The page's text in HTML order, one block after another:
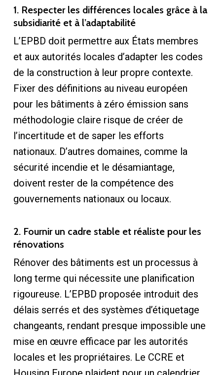
1. Respecter les différences locales grâce à la
subsidiarité et à l’adaptabilité
L’EPBD doit permettre aux États membres
et aux autorités locales d’adapter les codes
de la construction à leur propre contexte.
Fixer des définitions au niveau européen
pour les bâtiments à zéro émission sans
méthodologie claire risque de créer de
l’incertitude et de saper les efforts
nationaux. D’autres domaines, comme la
sécurité incendie et le désamiantage,
doivent rester de la compétence des
gouvernements nationaux ou locaux.
2. Fournir un cadre stable et réaliste pour les
rénovations
Rénover des bâtiments est un processus à
long terme qui nécessite une planification
rigoureuse. L’EPBD proposée introduit des
délais serrés et des systèmes d’étiquetage
changeants, rendant presque impossible une
mise en œuvre efficace par les autorités
locales et les propriétaires. Le CCRE et